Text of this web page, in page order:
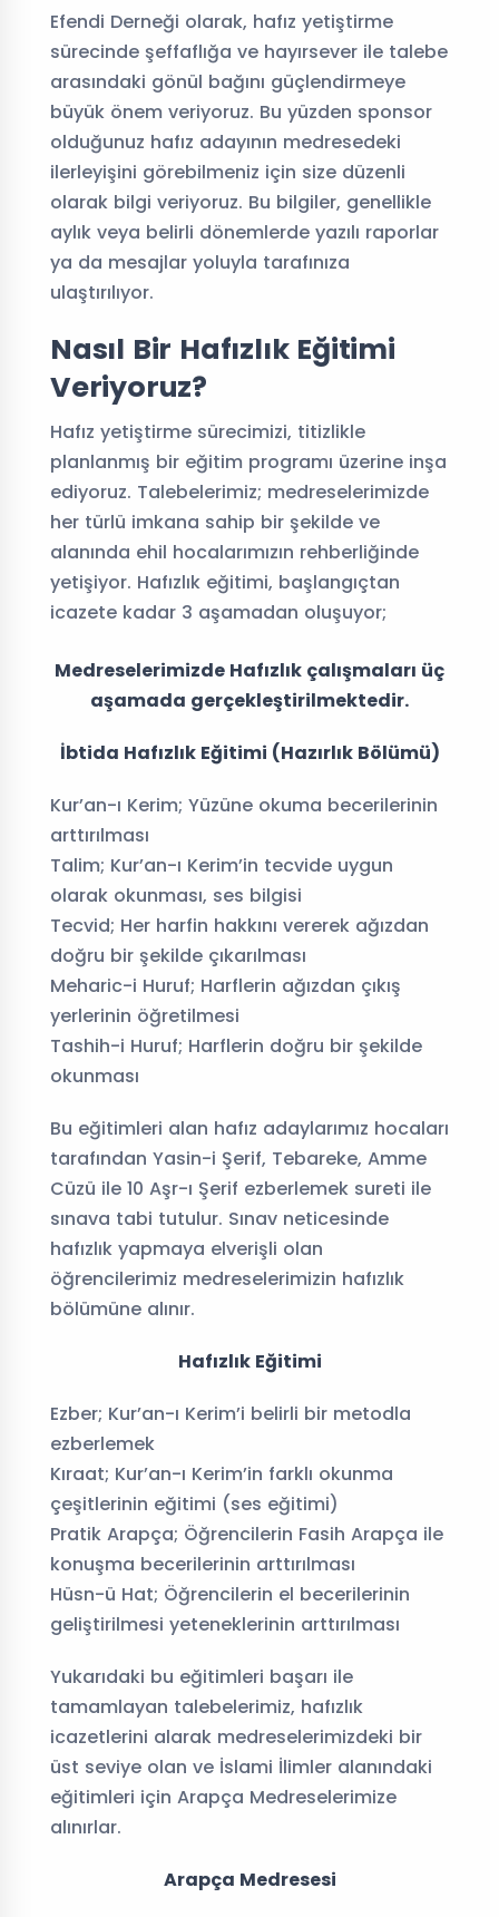
Efendi Derneği olarak, hafız yetiştirme
sürecinde şeffaflığa ve hayırsever ile talebe
arasındaki gönül bağını güçlendirmeye
büyük önem veriyoruz. Bu yüzden sponsor
olduğunuz hafız adayının medresedeki
ilerleyişini görebilmeniz için size düzenli
olarak bilgi veriyoruz. Bu bilgiler, genellikle
aylık veya belirli dönemlerde yazılı raporlar
ya da mesajlar yoluyla tarafınıza
ulaştırılıyor.
Nasıl Bir Hafızlık Eğitimi
Veriyoruz?
Hafız yetiştirme sürecimizi, titizlikle
planlanmış bir eğitim programı üzerine inşa
ediyoruz. Talebelerimiz; medreselerimizde
her türlü imkana sahip bir şekilde ve
alanında ehil hocalarımızın rehberliğinde
yetişiyor. Hafızlık eğitimi, başlangıçtan
icazete kadar 3 aşamadan oluşuyor;
Medreselerimizde Hafızlık çalışmaları üç
aşamada gerçekleştirilmektedir.
İbtida Hafızlık Eğitimi (Hazırlık Bölümü)
Kur’an-ı Kerim; Yüzüne okuma becerilerinin
arttırılması
Talim; Kur’an-ı Kerim’in tecvide uygun
olarak okunması, ses bilgisi
Tecvid; Her harfin hakkını vererek ağızdan
doğru bir şekilde çıkarılması
Meharic-i Huruf; Harflerin ağızdan çıkış
yerlerinin öğretilmesi
Tashih-i Huruf; Harflerin doğru bir şekilde
okunması
Bu eğitimleri alan hafız adaylarımız hocaları
tarafından Yasin-i Şerif, Tebareke, Amme
Cüzü ile 10 Aşr-ı Şerif ezberlemek sureti ile
sınava tabi tutulur. Sınav neticesinde
hafızlık yapmaya elverişli olan
öğrencilerimiz medreselerimizin hafızlık
bölümüne alınır.
Hafızlık Eğitimi
Ezber; Kur’an-ı Kerim’i belirli bir metodla
ezberlemek
Kıraat; Kur’an-ı Kerim’in farklı okunma
çeşitlerinin eğitimi (ses eğitimi)
Pratik Arapça; Öğrencilerin Fasih Arapça ile
konuşma becerilerinin arttırılması
Hüsn-ü Hat; Öğrencilerin el becerilerinin
geliştirilmesi yeteneklerinin arttırılması
Yukarıdaki bu eğitimleri başarı ile
tamamlayan talebelerimiz, hafızlık
icazetlerini alarak medreselerimizdeki bir
üst seviye olan ve İslami İlimler alanındaki
eğitimleri için Arapça Medreselerimize
alınırlar.
Arapça Medresesi